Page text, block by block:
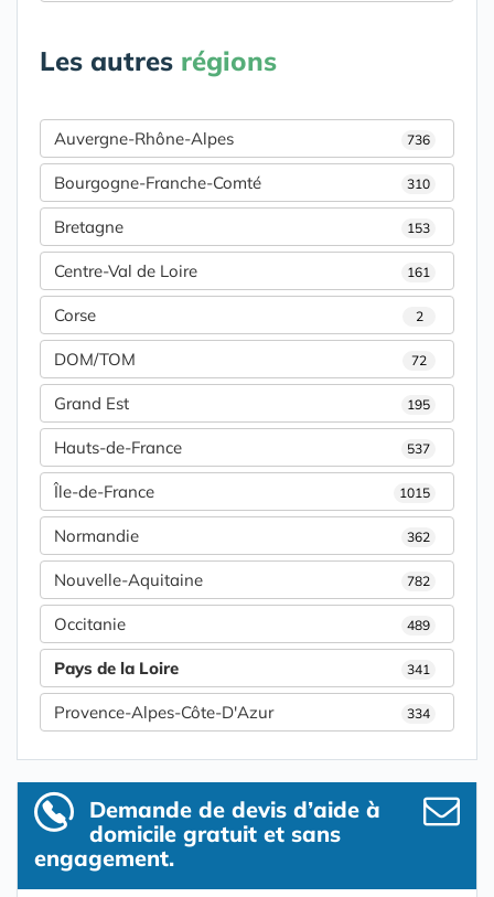
Les autres régions
Auvergne-Rhône-Alpes 736
Bourgogne-Franche-Comté 310
Bretagne 153
Centre-Val de Loire 161
Corse 2
DOM/TOM 72
Grand Est 195
Hauts-de-France 537
Île-de-France 1015
Normandie 362
Nouvelle-Aquitaine 782
Occitanie 489
Pays de la Loire 341
Provence-Alpes-Côte-D'Azur 334
Demande de devis d’aide à
domicile gratuit et sans
engagement.